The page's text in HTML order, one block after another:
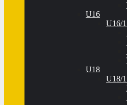
U16
U16/
U18
U18/